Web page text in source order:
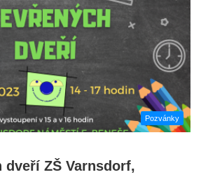
Pozvánky
dveří ZŠ Varnsdorf,